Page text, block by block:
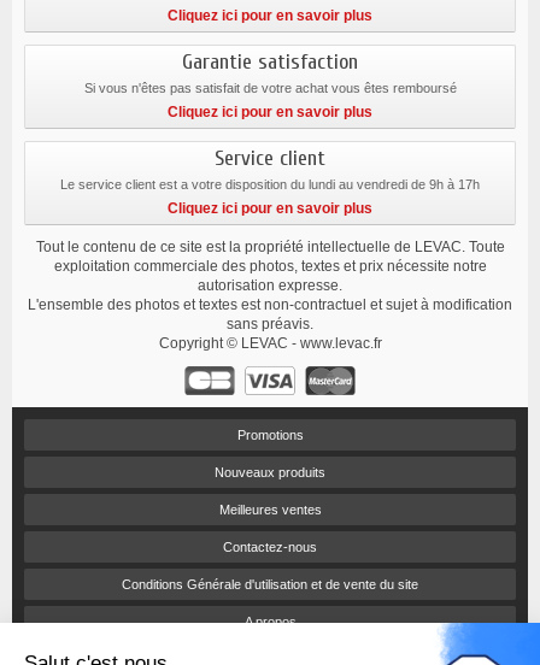
Cliquez ici pour en savoir plus
Garantie satisfaction
Si vous n'êtes pas satisfait de votre achat vous êtes remboursé
Cliquez ici pour en savoir plus
Service client
Le service client est a votre disposition du lundi au vendredi de 9h à 17h
Cliquez ici pour en savoir plus
Tout le contenu de ce site est la propriété intellectuelle de LEVAC. Toute
exploitation commerciale des photos, textes et prix nécessite notre
autorisation expresse.
L'ensemble des photos et textes est non-contractuel et sujet à modification
sans préavis.
Copyright © LEVAC - www.levac.fr
Promotions
Nouveaux produits
Meilleures ventes
Contactez-nous
Conditions Générale d'utilisation et de vente du site
A propos